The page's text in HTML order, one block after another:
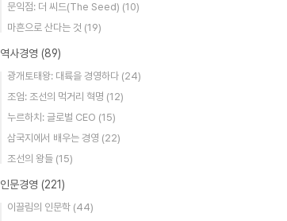
문익점: 더 씨드(The Seed) (10)
마흔으로 산다는 것 (19)
역사경영 (89)
광개토태왕: 대륙을 경영하다 (24)
조엄: 조선의 먹거리 혁명 (12)
누르하치: 글로벌 CEO (15)
삼국지에서 배우는 경영 (22)
조선의 왕들 (15)
인문경영 (221)
이끌림의 인문학 (44)